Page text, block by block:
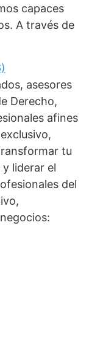
capaces
A través de
asesores
Derecho,
afines
tu
liderar el
del